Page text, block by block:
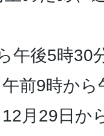
午後5時30
前9時か
12月29日